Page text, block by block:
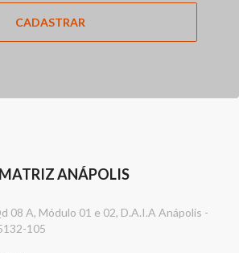
CADASTRAR
ANÁPOLIS
08 A, Módulo 01 e 02, D.A.I.A Anápolis -
105